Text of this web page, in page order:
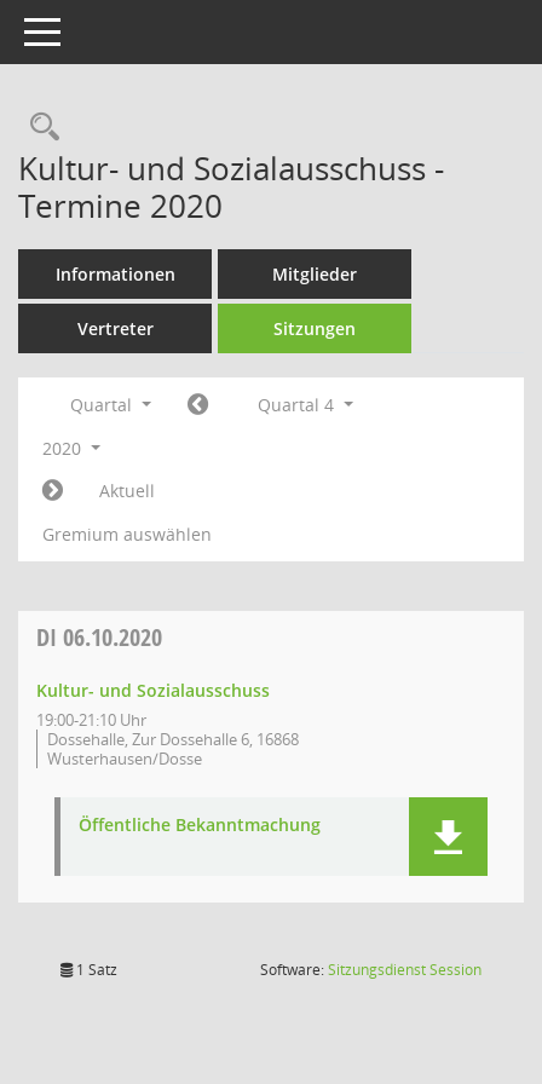
Toggle navigation
Rechercheauswahl
Kultur- und Sozialausschuss -
Termine 2020
Informationen Mitglieder
Vertreter Sitzungen
Quartal
Quartal 4
2020
Aktuell
Gremium auswählen
DI 06.10.2020
Kultur- und Sozialausschuss
19:00-21:10 Uhr
Dossehalle, Zur Dossehalle 6, 16868
Wusterhausen/Dosse
Öffentliche Bekanntmachung
1 Satz Software:SitzungsdienstSession(Wird in